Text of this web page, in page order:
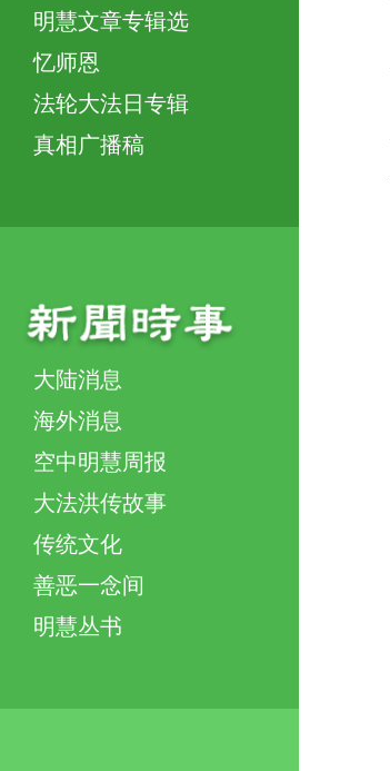
明慧文章专辑选
忆师恩
法轮大法日专辑
真相广播稿
大陆消息
海外消息
空中明慧周报
大法洪传故事
传统文化
善恶一念间
明慧丛书